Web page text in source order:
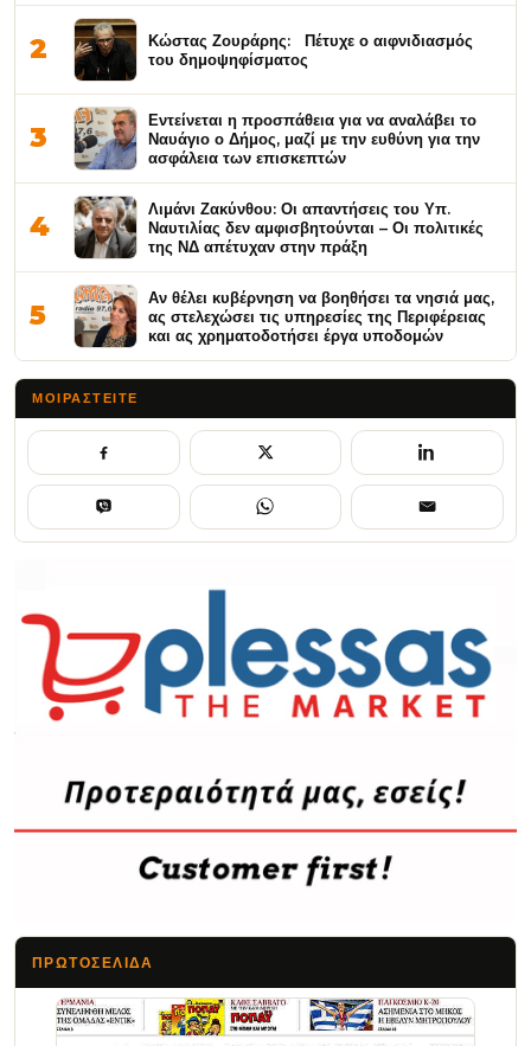
2
Κώστας Ζουράρης: Πέτυχε ο αιφνιδιασμός
του δημοψηφίσματος
3
Εντείνεται η προσπάθεια για να αναλάβει το
Ναυάγιο ο Δήμος, μαζί με την ευθύνη για την
ασφάλεια των επισκεπτών
4
Λιμάνι Ζακύνθου: Οι απαντήσεις του Υπ.
Ναυτιλίας δεν αμφισβητούνται – Οι πολιτικές
της ΝΔ απέτυχαν στην πράξη
5
Αν θέλει κυβέρνηση να βοηθήσει τα νησιά μας,
ας στελεχώσει τις υπηρεσίες της Περιφέρειας
και ας χρηματοδοτήσει έργα υποδομών
ΜΟΙΡΑΣΤΕΊΤΕ
ΠΡΩΤΟΣΈΛΙΔΑ